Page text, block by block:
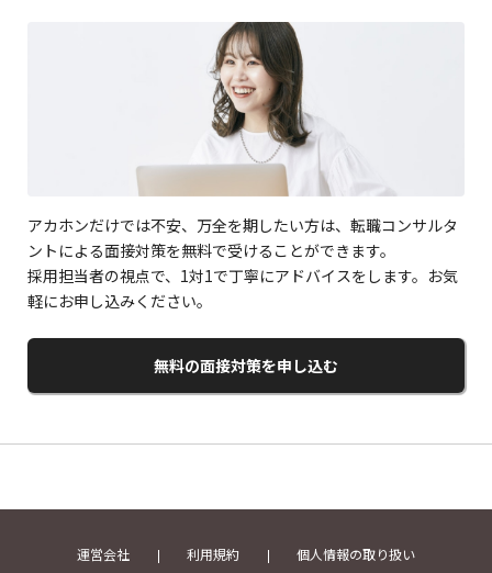
アカホンだけでは不安、万全を期したい方は、転職コンサルタ
ントによる面接対策を無料で受けることができます。
採用担当者の視点で、1対1で丁寧にアドバイスをします。お気
軽にお申し込みください。
無料の面接対策を申し込む
運営会社 利用規約 個人情報の取り扱い